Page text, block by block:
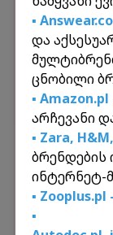
და
ამერიკა
გერმანია
კვიპროსი
გაიგეთ
▪️
და
ცნობილი
▪️ Amazon.pl
არჩევანი
▪️ Zara, H&M,
ინტერნეტ-
▪️ Zooplus.pl -
▪️